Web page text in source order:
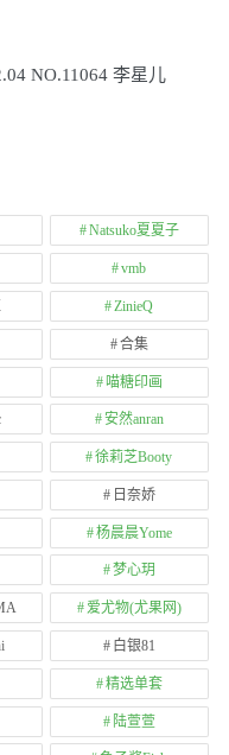
NO.11064 李星儿
Natsuko夏夏子
vmb
ZinieQ
合集
喵糖印画
安然anran
徐莉芝Booty
日奈娇
杨晨晨Yome
梦心玥
爱尤物(尤果网)
白银81
精选单套
陆萱萱